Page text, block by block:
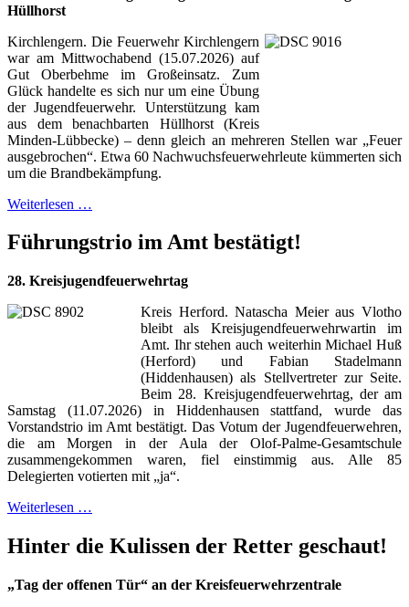
Hüllhorst
Kirchlengern. Die Feuerwehr Kirchlengern
war am Mittwochabend (15.07.2026) auf
Gut Oberbehme im Großeinsatz. Zum
Glück handelte es sich nur um eine Übung
der Jugendfeuerwehr. Unterstützung kam
aus dem benachbarten Hüllhorst (Kreis
Minden-Lübbecke) – denn gleich an mehreren Stellen war „Feuer
ausgebrochen“. Etwa 60 Nachwuchsfeuerwehrleute kümmerten sich
um die Brandbekämpfung.
Weiterlesen …
Führungstrio im Amt bestätigt!
28. Kreisjugendfeuerwehrtag
Kreis Herford. Natascha Meier aus Vlotho
bleibt als Kreisjugendfeuerwehrwartin im
Amt. Ihr stehen auch weiterhin Michael Huß
(Herford) und Fabian Stadelmann
(Hiddenhausen) als Stellvertreter zur Seite.
Beim 28. Kreisjugendfeuerwehrtag, der am
Samstag (11.07.2026) in Hiddenhausen stattfand, wurde das
Vorstandstrio im Amt bestätigt. Das Votum der Jugendfeuerwehren,
die am Morgen in der Aula der Olof-Palme-Gesamtschule
zusammengekommen waren, fiel einstimmig aus. Alle 85
Delegierten votierten mit „ja“.
Weiterlesen …
Hinter die Kulissen der Retter geschaut!
„Tag der offenen Tür“ an der Kreisfeuerwehrzentrale